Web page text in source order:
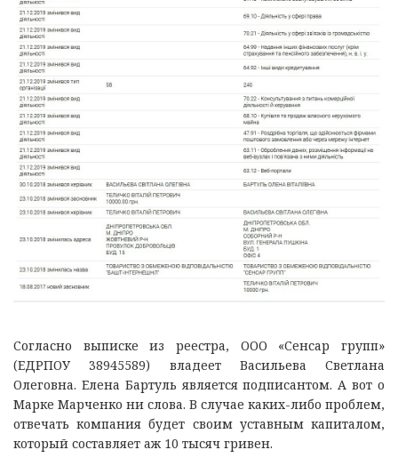
Согласно выписке из реестра, ООО «Сенсар групп»
(ЕДРПОУ 38945589) владеет Васильева Светлана
Олеговна. Елена Бартуль является подписантом. А вот о
Марке Марченко ни слова. В случае каких-либо проблем,
отвечать компания будет своим уставным капиталом,
который составляет аж 10 тысяч гривен.